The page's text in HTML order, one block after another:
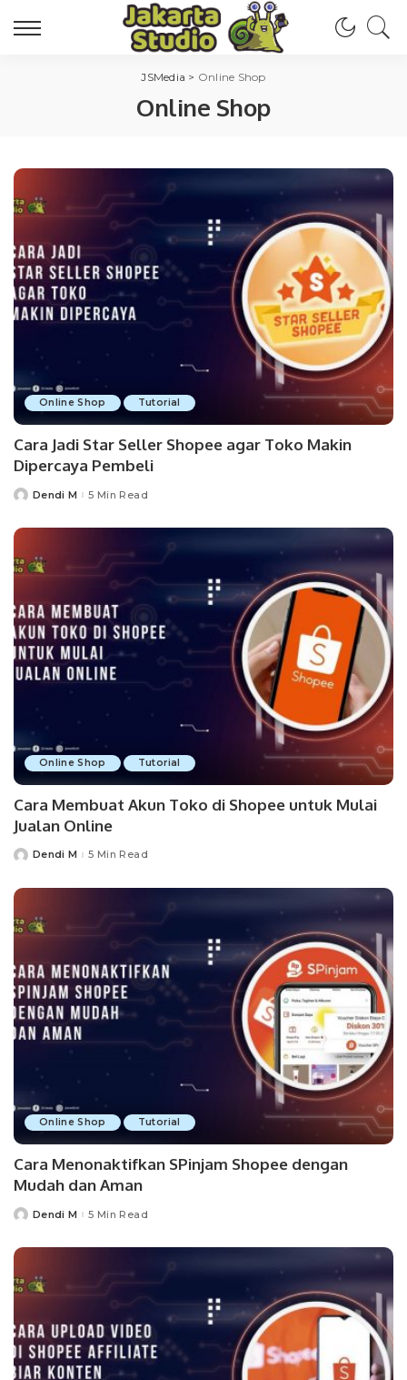
JSMedia > Online Shop
Online Shop
Online Shop Tutorial
Cara Jadi Star Seller Shopee agar Toko Makin
Dipercaya Pembeli
PostedDendi M 5 Min Read
Online Shop Tutorial
Cara Membuat Akun Toko di Shopee untuk Mulai
Jualan Online
PostedDendi M 5 Min Read
Online Shop Tutorial
Cara Menonaktifkan SPinjam Shopee dengan
Mudah dan Aman
PostedDendi M 5 Min Read